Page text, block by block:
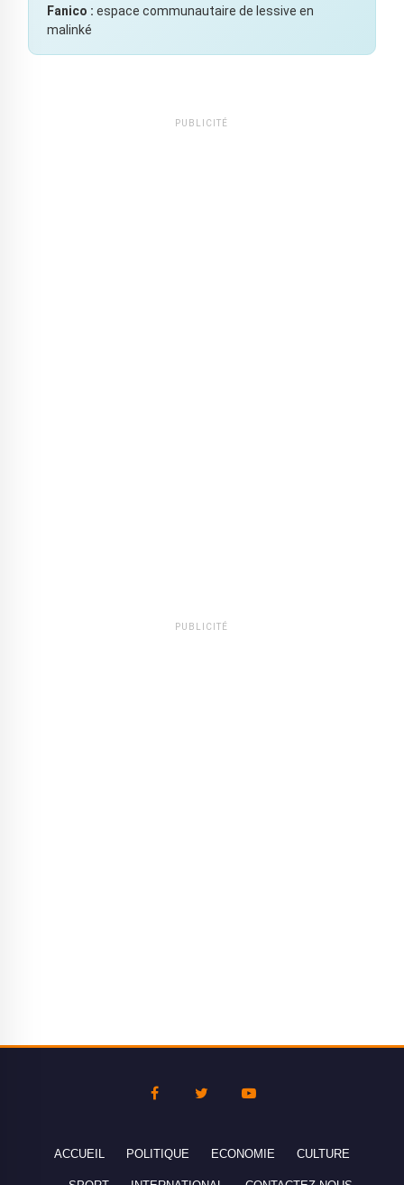
Fanico : espace communautaire de lessive en
malinké
PUBLICITÉ
PUBLICITÉ
ACCUEIL POLITIQUE ECONOMIE CULTURE